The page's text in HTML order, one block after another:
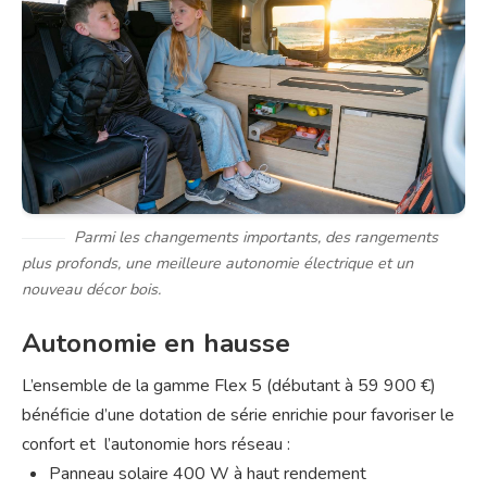
Parmi les changements importants, des rangements
plus profonds, une meilleure autonomie électrique et un
nouveau décor bois.
Autonomie en hausse
L’ensemble de la gamme Flex 5 (débutant à 59 900 €)
bénéficie d’une dotation de série enrichie pour favoriser le
confort et l’autonomie hors réseau :
Panneau solaire 400 W à haut rendement